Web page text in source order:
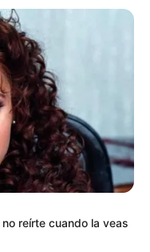
reírte cuando la veas